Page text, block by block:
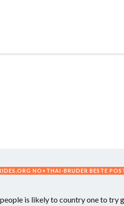
NO+THAI-BRUDER BESTE
is likely to country one to try